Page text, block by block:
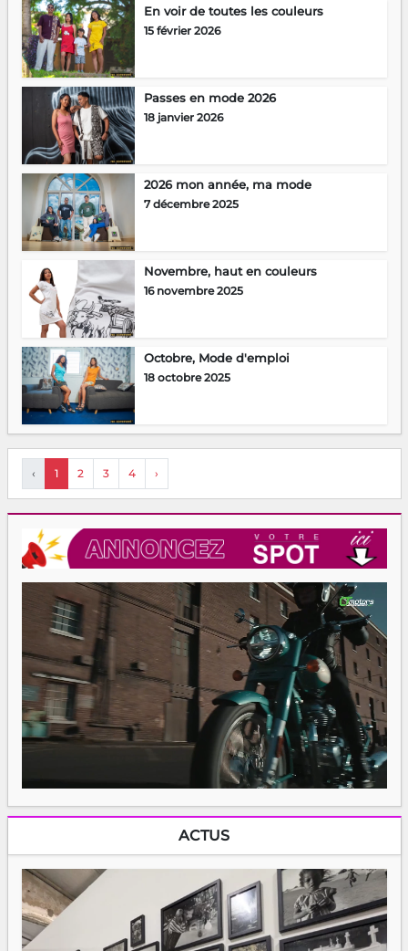
En voir de toutes les couleurs
15 février 2026
Passes en mode 2026
18 janvier 2026
2026 mon année, ma mode
7 décembre 2025
Novembre, haut en couleurs
16 novembre 2025
Octobre, Mode d'emploi
18 octobre 2025
‹ 1 2 3 4 ›
ACTUS